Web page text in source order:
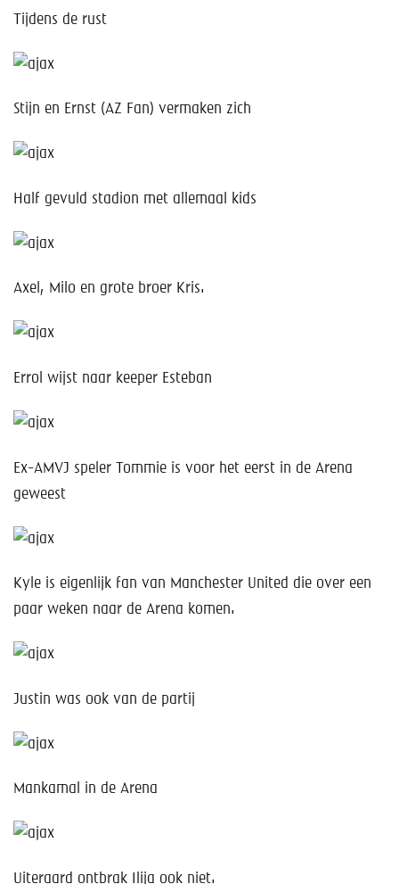
Tijdens de rust
Stijn en Ernst (AZ Fan) vermaken zich
Half gevuld stadion met allemaal kids
Axel, Milo en grote broer Kris.
Errol wijst naar keeper Esteban
Ex-AMVJ speler Tommie is voor het eerst in de Arena
geweest
Kyle is eigenlijk fan van Manchester United die over een
paar weken naar de Arena komen.
Justin was ook van de partij
Mankamal in de Arena
Uiteraard ontbrak Ilija ook niet.